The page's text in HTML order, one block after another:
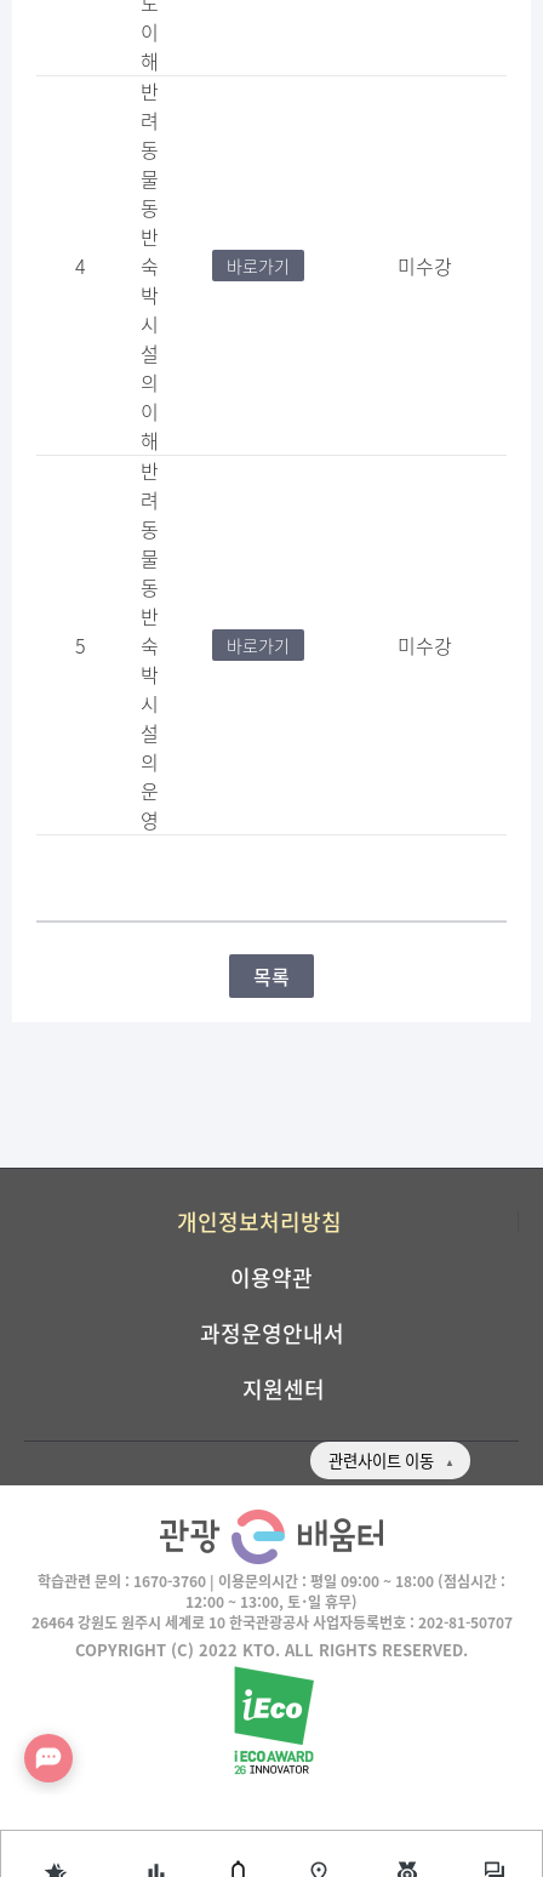
이
해
4
반
려
동
물
동
반
숙
박
시
설
의
이
해
바로가기 미수강
5
반
려
동
물
동
반
숙
박
시
설
의
운
영
바로가기 미수강
목록
개인정보처리방침
이용약관
과정운영안내서
지원센터
관련사이트 이동
학습관련 문의 : 1670-3760 | 이용문의시간 : 평일 09:00 ~ 18:00 (점심시간 :
12:00 ~ 13:00, 토･일 휴무)
26464 강원도 원주시 세계로 10 한국관광공사 사업자등록번호 : 202-81-50707
COPYRIGHT (C) 2022 KTO. ALL RIGHTS RESERVED.